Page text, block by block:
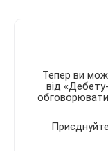
Тепер ви
від
обговорювати